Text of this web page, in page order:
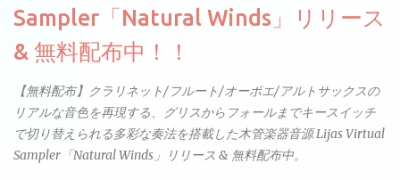
Sampler「Natural Winds」リリース
& 無料配布中！！
【無料配布】クラリネット/フルート/オーボエ/アルトサックスの
リアルな音色を再現する、グリスからフォールまでキースイッチ
で切り替えられる多彩な奏法を搭載した木管楽器音源 Lijas Virtual
Sampler「Natural Winds」リリース & 無料配布中。